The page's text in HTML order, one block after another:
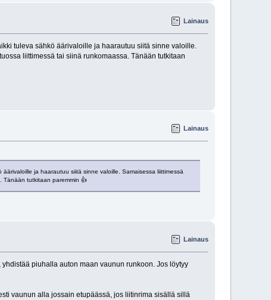
Lainaus
tuleva sähkö äärivaloille ja haarautuu siitä sinne valoille.
liittimessä tai siinä runkomaassa. Tänään tutkitaan
Lainaus
ja haarautuu siitä sinne valoille. Samaisessa liittimessä
Tänään tutkitaan paremmin 👍
Lainaus
piuhalla auton maan vaunun runkoon. Jos löytyy
vaunun alla jossain etupäässä, jos liitinrima sisällä sillä